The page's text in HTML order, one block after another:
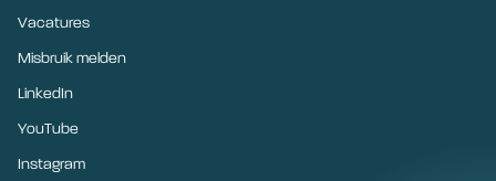
Vacatures
Misbruik melden
LinkedIn
YouTube
Instagram